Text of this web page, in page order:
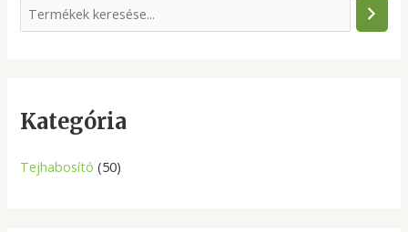
e
c
Kategória
Tejhabosító (50)